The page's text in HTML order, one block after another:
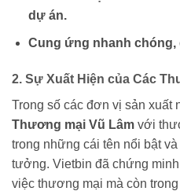
dự án.
Cung ứng nhanh chóng,
2. Sự Xuất Hiện của Các
Trong số các đơn vị sản xuất
Thương mại Vũ Lâm với
trong những cái tên nổi bật
tưởng. Vietbin đã chứng
việc thương mại mà còn